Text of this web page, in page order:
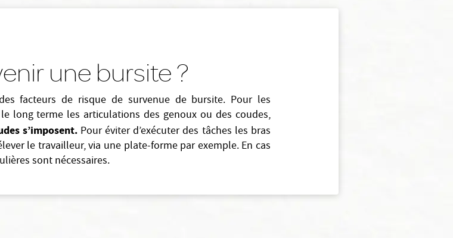
une bursite ?
facteurs de risque de survenue de bursite. Pour les
long terme les articulations des genoux ou des coudes,
s’imposent.Pour éviter d’exécuter des tâches les bras
le travailleur, via une plate-forme par exemple. En cas
sont nécessaires.